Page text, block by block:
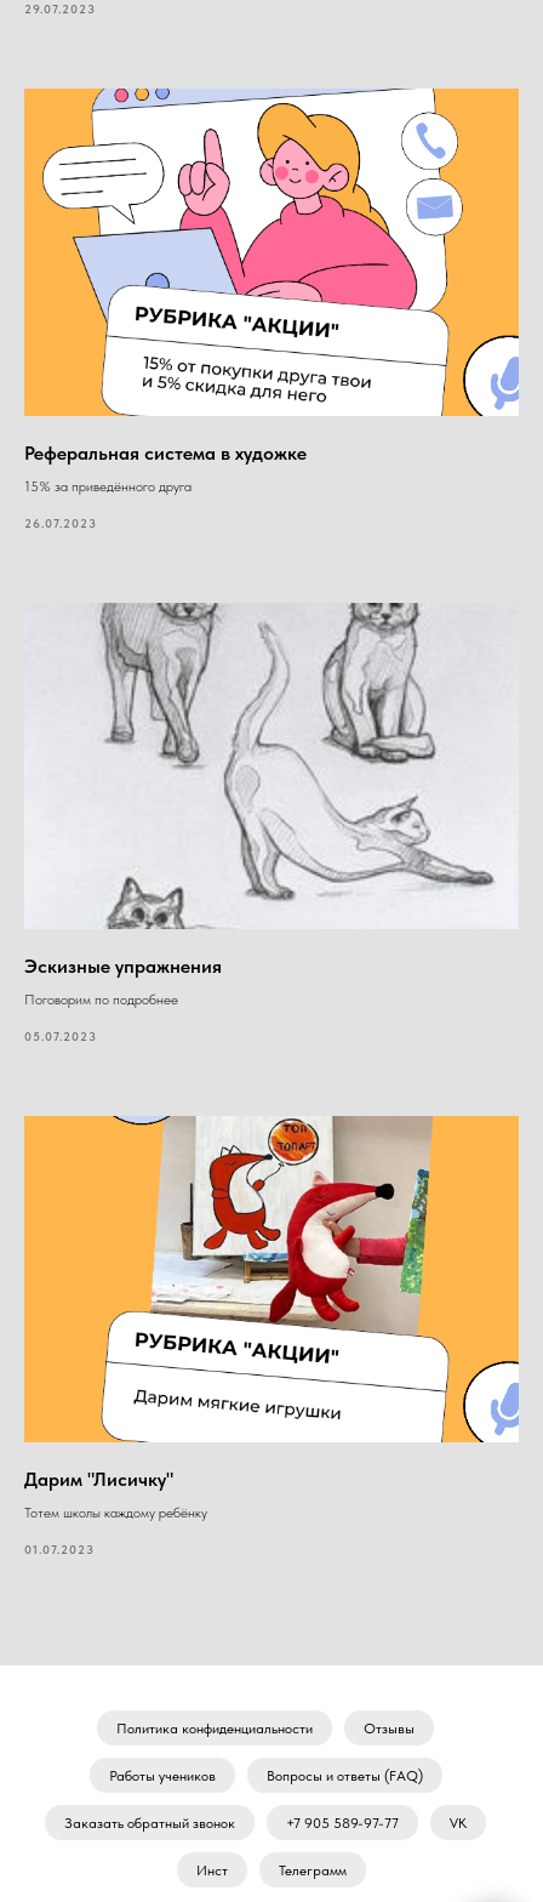
29.07.2023
Реферальная система в художке
15% за приведённого друга
26.07.2023
Эскизные упражнения
Поговорим по подробнее
05.07.2023
Дарим "Лисичку"
Тотем школы каждому ребёнку
01.07.2023
Политика конфиденциальности Отзывы
Работы учеников Вопросы и ответы (FAQ)
Заказать обратный звонок +7 905 589-97-77 VK
Инст Телеграмм